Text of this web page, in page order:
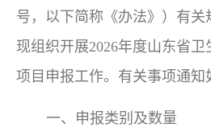
号，以下简称《办法》）有
现组织开展2026年度山东省
项目申报工作。有关事项通知
一、申报类别及数量